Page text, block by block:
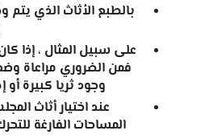
بالطبع الأثاث الذي
على سبيل المثال ، إذا
فمن الضروري مراعاة
وجود ثريا كبيرة
عند اختيار أثاث
المساحات الفارغة